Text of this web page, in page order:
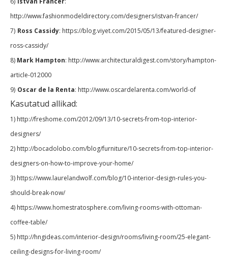
http://www.fashionmodeldirectory.com/designers/istvan-francer/
7) Ross Cassidy: https://blog.viyet.com/2015/05/13/featured-designer-
ross-cassidy/
8) Mark Hampton: http://www.architecturaldigest.com/story/hampton-
article-012000
9) Oscar de la Renta: http://www.oscardelarenta.com/world-of
Kasutatud allikad:
1) http://freshome.com/2012/09/13/10-secrets-from-top-interior-
designers/
2) http://bocadolobo.com/blog/furniture/10-secrets-from-top-interior-
designers-on-how-to-improve-your-home/
3) https://www.laurelandwolf.com/blog/10-interior-design-rules-you-
should-break-now/
4) https://www.homestratosphere.com/living-rooms-with-ottoman-
coffee-table/
5) http://hngideas.com/interior-design/rooms/living-room/25-elegant-
ceiling-designs-for-living-room/